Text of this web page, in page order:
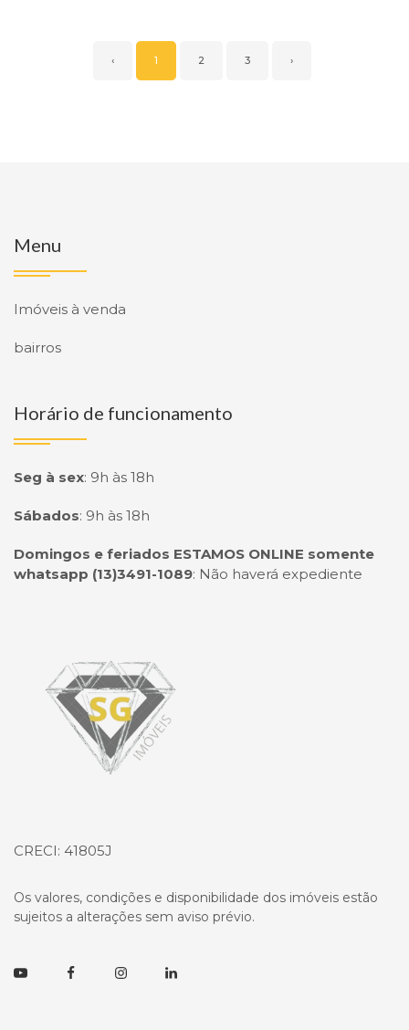
‹ 1 2 3 ›
Menu
Imóveis à venda
bairros
Horário de funcionamento
Seg à sex: 9h às 18h
Sábados: 9h às 18h
Domingos e feriados ESTAMOS ONLINE somente
whatsapp (13)3491-1089: Não haverá expediente
CRECI: 41805J
Os valores, condições e disponibilidade dos imóveis estão
sujeitos a alterações sem aviso prévio.
YoutubeFacebookInstagramLinkedin